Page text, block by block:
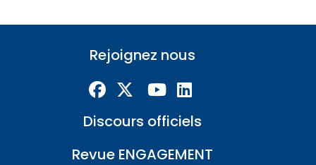
Rejoignez nous
Discours officiels
Revue ENGAGEMENT